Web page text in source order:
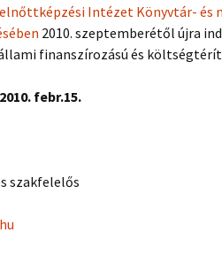
Intézet Könyvtár- és
2010. szeptemberétől újra
finanszírozású és
2010. febr.15.
szakfelelős